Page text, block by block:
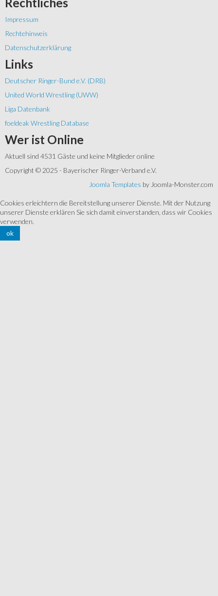
Impressum
Rechtehinweis
Datenschutzerklärung
Links
Deutscher Ringer-Bund e.V. (DRB)
United World Wrestling (UWW)
Liga Datenbank
foeldeak Wrestling Database
Wer ist Online
Aktuell sind 4531 Gäste und keine Mitglieder online
Copyright © 2025 - Bayerischer Ringer-Verband e.V.
Joomla Templates by Joomla-Monster.com
Cookies erleichtern die Bereitstellung unserer Dienste. Mit der Nutzung
unserer Dienste erklären Sie sich damit einverstanden, dass wir Cookies
verwenden.
ok